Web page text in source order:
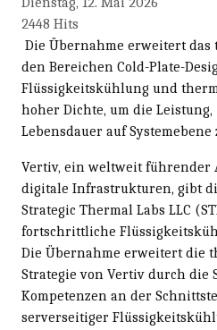
2448 Hits
Die Übernahme erweitert
den Bereichen Cold-Plate-
Flüssigkeitskühlung und
hoher Dichte, um die
Lebensdauer auf
Vertiv, ein weltweit
digitale Infrastrukturen, gibt
Strategic Thermal Labs LLC
fortschrittliche
Die Übernahme erweitert die
Strategie von Vertiv durch die
Kompetenzen an der
serverseitiger